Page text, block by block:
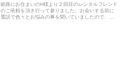
姫路にお住まいのH様より２回目のレンタルフレンド
のご依頼を頂き行って参りました。お会いする前に
電話で色々とお悩みの事を聞いていましたので、そ